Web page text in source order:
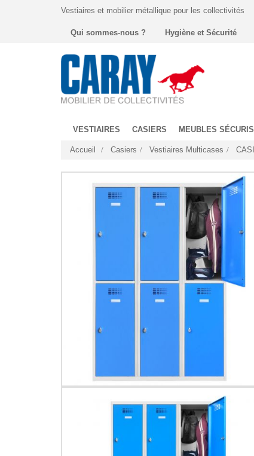
Vestiaires et mobilier métallique pour les collectivités
Qui sommes-nous ? Hygiène et Sécurité
VESTIAIRES CASIERS MEUBLES
Accueil Casiers Vestiaires Multicases